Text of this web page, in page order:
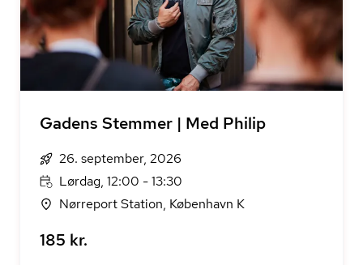
Gadens Stemmer | Med Philip
26. september, 2026
Lørdag, 12:00 - 13:30
Nørreport Station, København K
185 kr.